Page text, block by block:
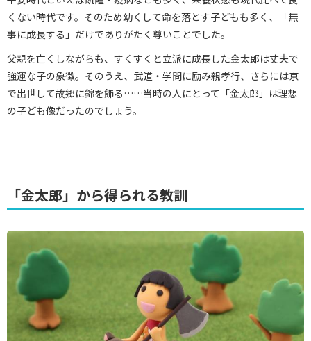
くない時代です。そのため幼くして命を落とす子どもも多く、「無
事に成長する」だけでありがたく尊いことでした。
父親を亡くしながらも、すくすくと立派に成長した金太郎は丈夫で
強運な子の象徴。そのうえ、武道・学問に励み親孝行、さらには京
で出世して故郷に錦を飾る……当時の人にとって「金太郎」は理想
の子ども像だったのでしょう。
「金太郎」から得られる教訓